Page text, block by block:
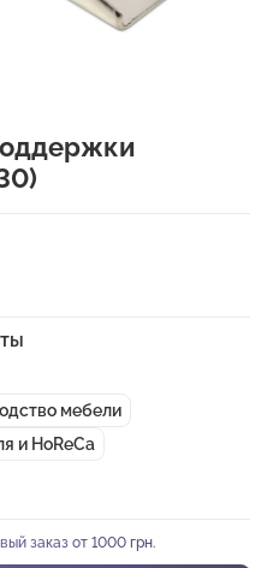
мебели
и HoReCa
заказ от 1000 грн.